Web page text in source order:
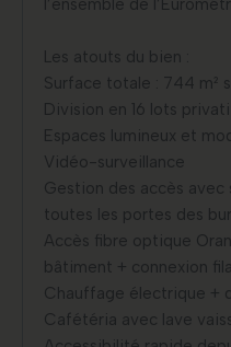
l’ensemble de
Les atouts du bien :
Surface totale : 744 m²
Division en 16 lots
Espaces lumineux et
Vidéo-surveillance
Gestion des accès avec
toutes les portes des
Accès fibre optique
bâtiment + connexion
Chauffage électrique +
Cafétéria avec lave